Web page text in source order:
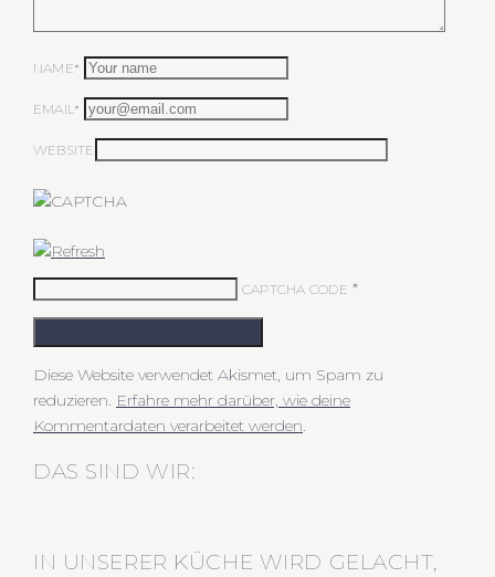
NAME*
EMAIL*
WEBSITE
CAPTCHA CODE *
Diese Website verwendet Akismet, um Spam zu
reduzieren. Erfahre mehr darüber, wie deine
Kommentardaten verarbeitet werden.
DAS SIND WIR:
IN UNSERER KÜCHE WIRD GELACHT,